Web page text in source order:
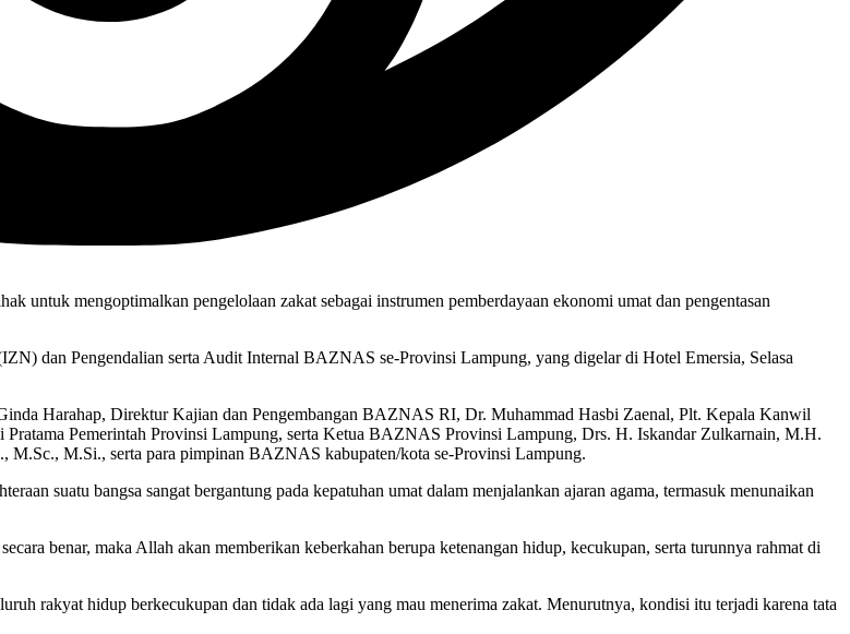
mengoptimalkan pengelolaan zakat sebagai instrumen pemberdayaan ekonomi umat dan pengentasan
dan Pengendalian serta Audit Internal BAZNAS se-Provinsi Lampung, yang digelar di Hotel Emersia, Selasa
Harahap, Direktur Kajian dan Pengembangan BAZNAS RI, Dr. Muhammad Hasbi Zaenal, Plt. Kepala Kanwil
Pemerintah Provinsi Lampung, serta Ketua BAZNAS Provinsi Lampung, Drs. H. Iskandar Zulkarnain, M.H.
M.Si., serta para pimpinan BAZNAS kabupaten/kota se-Provinsi Lampung.
suatu bangsa sangat bergantung pada kepatuhan umat dalam menjalankan ajaran agama, termasuk menunaikan
benar, maka Allah akan memberikan keberkahan berupa ketenangan hidup, kecukupan, serta turunnya rahmat di
rakyat hidup berkecukupan dan tidak ada lagi yang mau menerima zakat. Menurutnya, kondisi itu terjadi karena tata